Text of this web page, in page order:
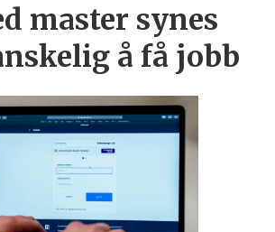
master synes
å få jobb